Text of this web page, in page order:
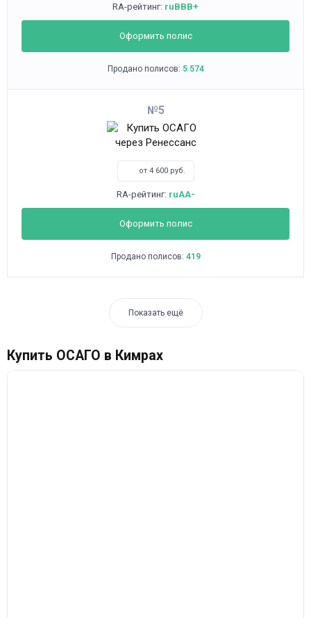
RA-рейтинг: ruBBB+
Оформить полис
Продано полисов: 5 574
5
от 4 600 руб.
RA-рейтинг: ruAA-
Оформить полис
Продано полисов: 419
Показать ещё
Купить ОСАГО в Кимрах